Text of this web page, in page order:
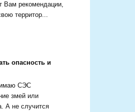
Вам рекомендации,
территор...
опасность и
СЭС
змей или
А не случится